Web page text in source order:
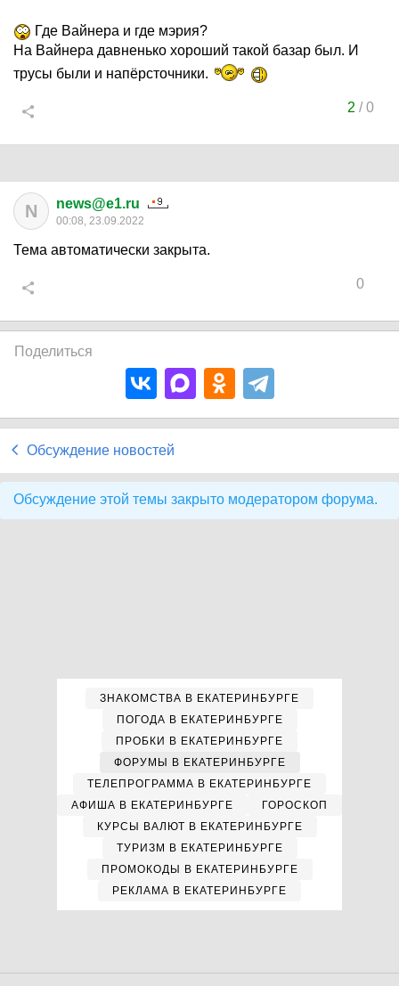
Где Вайнера и где мэрия?
На Вайнера давненько хороший такой базар был. И
трусы были и напёрсточники.
2 /0
N news@e1.ru
00:08, 23.09.2022
Тема автоматически закрыта.
0
Поделиться
Обсуждение новостей
Обсуждение этой темы закрыто модератором форума.
ЗНАКОМСТВА В ЕКАТЕРИНБУРГЕ
ПОГОДА В ЕКАТЕРИНБУРГЕ
ПРОБКИ В ЕКАТЕРИНБУРГЕ
ФОРУМЫ В ЕКАТЕРИНБУРГЕ
ТЕЛЕПРОГРАММА В ЕКАТЕРИНБУРГЕ
АФИША В ЕКАТЕРИНБУРГЕ
ГОРОСКОП
КУРСЫ ВАЛЮТ В ЕКАТЕРИНБУРГЕ
ТУРИЗМ В ЕКАТЕРИНБУРГЕ
ПРОМОКОДЫ В ЕКАТЕРИНБУРГЕ
РЕКЛАМА В ЕКАТЕРИНБУРГЕ